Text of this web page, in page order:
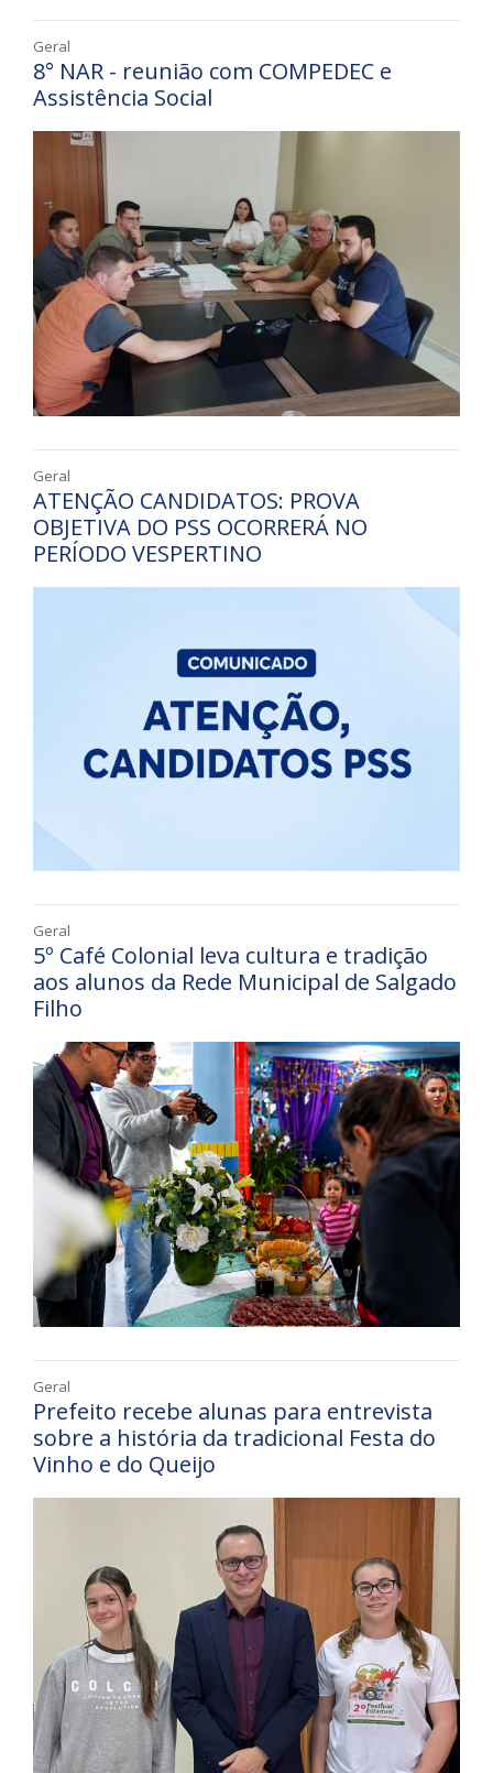
Geral
8° NAR - reunião com COMPEDEC e
Assistência Social
Geral
ATENÇÃO CANDIDATOS: PROVA
OBJETIVA DO PSS OCORRERÁ NO
PERÍODO VESPERTINO
Geral
5º Café Colonial leva cultura e tradição
aos alunos da Rede Municipal de Salgado
Filho
Geral
Prefeito recebe alunas para entrevista
sobre a história da tradicional Festa do
Vinho e do Queijo